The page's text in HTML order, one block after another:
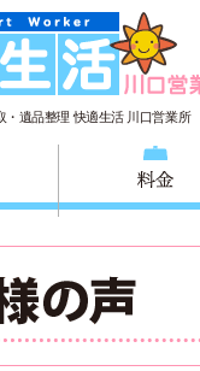
・遺品整理 快適生活 川口営業所